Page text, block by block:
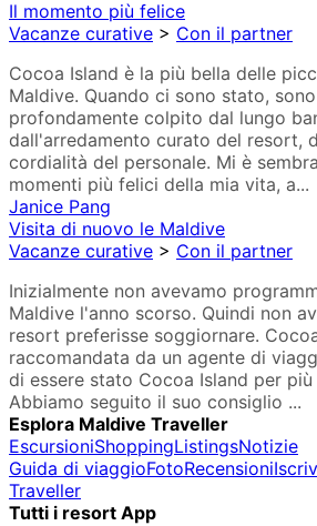
Il momento più felice
Vacanze curative > Con il partner
Cocoa Island è la più bella delle
Maldive. Quando ci sono stato,
profondamente colpito dal lungo
dall'arredamento curato del resort,
cordialità del personale. Mi è
momenti più felici della mia vita, a...
Janice Pang
Visita di nuovo le Maldive
Vacanze curative > Con il partner
Inizialmente non avevamo
Maldive l'anno scorso. Quindi non
resort preferisse soggiornare.
raccomandata da un agente di
di essere stato Cocoa Island per
Abbiamo seguito il suo consiglio ...
Esplora Maldive Traveller
EscursioniShoppingListingsNotizie
Guida di viaggioFotoRecensioni
Traveller
Tutti i resort App